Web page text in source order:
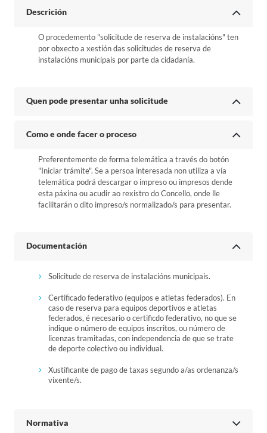
Descrición
O procedemento "solicitude de reserva de instalacións" ten
por obxecto a xestión das solicitudes de reserva de
instalacións municipais por parte da cidadanía.
Quen pode presentar unha solicitude
Como e onde facer o proceso
Preferentemente de forma telemática a través do botón
"Iniciar trámite". Se a persoa interesada non utiliza a vía
telemática podrá descargar o impreso ou impresos dende
esta páxina ou acudir ao rexistro do Concello, onde lle
facilitarán o dito impreso/s normalizado/s para presentar.
Documentación
Solicitude de reserva de instalacións municipais.
Certificado federativo (equipos e atletas federados). En
caso de reserva para equipos deportivos e atletas
federados, é necesario o certificdo federativo, no que se
indique o número de equipos inscritos, ou número de
licenzas tramitadas, con independencia de que se trate
de deporte colectivo ou individual.
Xustificante de pago de taxas segundo a/as ordenanza/s
vixente/s.
Normativa